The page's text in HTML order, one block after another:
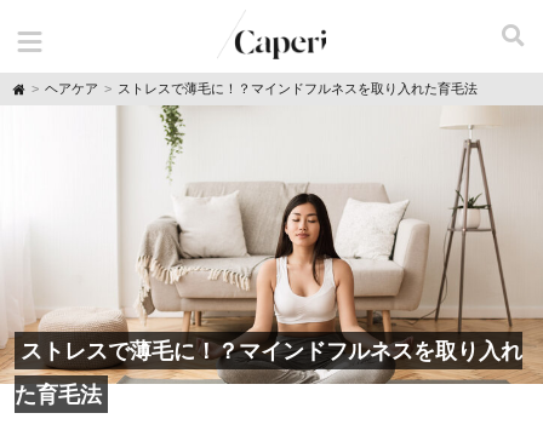
H
ヘアケア ストレスで薄毛に！？マインドフルネスを取り入れた育毛法
ストレスで薄毛に！？マインドフルネスを取り入れ
た育毛法